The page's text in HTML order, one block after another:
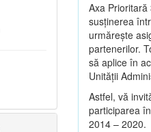
Axa
susținerea
urmăreşte
partenerilor.
să aplice în
Unității
Astfel, vă
participarea
2014 – 2020.